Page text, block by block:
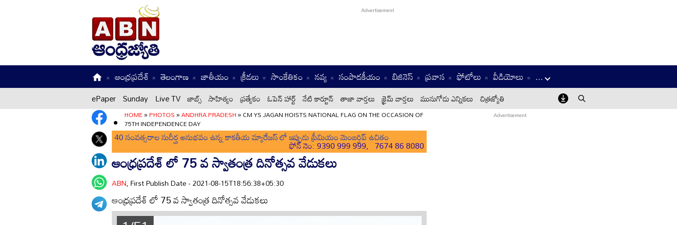
ఆంధ్రప్రదేశ్ తెలంగాణ జాతీయం క్రీడలు సాంకేతికం నవ్య సంపాదకీయం బిజినెస్ ప్రవాస ఫోటోలు వీడియోలు ...
ePaper Sunday Live TV జాబ్స్ సాహిత్యం ప్రత్యేకం ఓపెన్ హార్ట్ నేటి కార్టూన్ తాజా వార్తలు క్రైమ్ వార్తలు మునుగోడు ఎన్నికలు చిత్రజ్యోతి
HOME»PHOTOS»ANDHRA PRADESH»CM YS JAGAN HOISTS NATIONAL FLAG ON THE OCCASION OF
75TH INDEPENDENCE DAY
40 సంవత్సరాల సుదీర్ఘ అనుభవం ఉన్న కాకతీయ మ్యారేజస్ లో ఇప్పుడు ప్రీమియం మెంబర్షిప్ ఉచితం
ఫోన్ నెం: 9390 999 999, 7674 86 8080
ఆంధ్రప్రదేశ్ లో 75 వ స్వాతంత్ర దినోత్సవ వేడుకలు
ABN, First Publish Date - 2021-08-15T18:56:38+05:30
ఆంధ్రప్రదేశ్ లో 75 వ స్వాతంత్ర దినోత్సవ వేడుకలు